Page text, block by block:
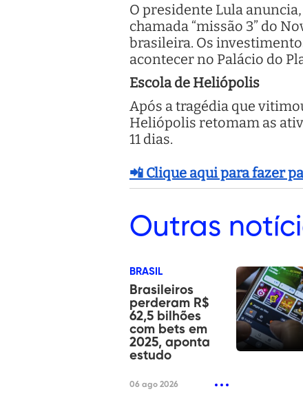
O presidente Lula
chamada “missão 3” do
brasileira. Os
acontecer no Palácio do
Escola de Heliópolis
Após a tragédia que
Heliópolis retomam as
11 dias.
📲 Clique aqui para fazer
Outras
BRASIL
Brasileiros
perderam R$
62,5 bilhões
com bets em
2025, aponta
estudo
06 ago 2026